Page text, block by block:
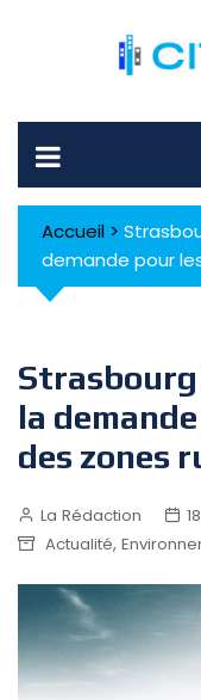
Accueil >
demande pour
la
des zones
La Rédaction
Actualité,